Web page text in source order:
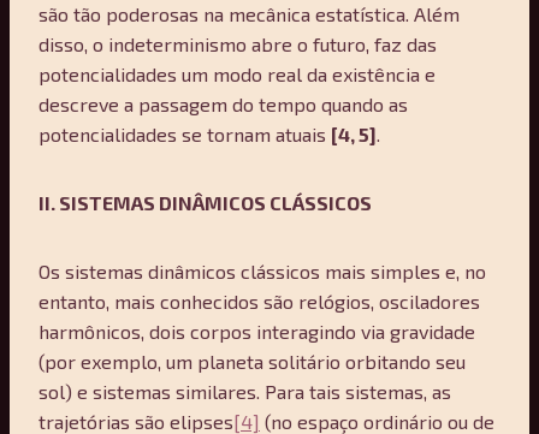
são tão poderosas na mecânica estatística. Além
disso, o indeterminismo abre o futuro, faz das
potencialidades um modo real da existência e
descreve a passagem do tempo quando as
potencialidades se tornam atuais [4, 5]
II. SISTEMAS DINÂMICOS CLÁSSICOS
Os sistemas dinâmicos clássicos mais simples e, no
entanto, mais conhecidos são relógios, osciladores
harmônicos, dois corpos interagindo via gravidade
(por exemplo, um planeta solitário orbitando seu
sol) e sistemas similares. Para tais sistemas, as
trajetórias são elipses[4] (no espaço ordinário ou de